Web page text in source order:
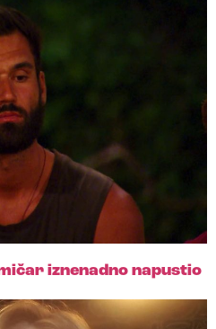
iznenadno napustio